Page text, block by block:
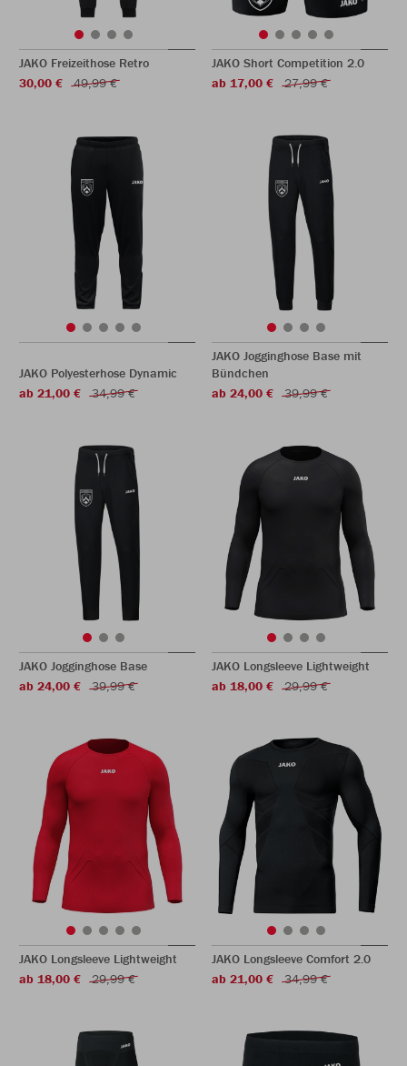
JAKO Freizeithose Retro
30,00 €
49,99 €
JAKO Short Competition 2.0
ab 17,00 €
27,99 €
JAKO Polyesterhose Dynamic
ab 21,00 €
34,99 €
JAKO Jogginghose Base mit
Bündchen
ab 24,00 €
39,99 €
JAKO Jogginghose Base
ab 24,00 €
39,99 €
JAKO Longsleeve Lightweight
ab 18,00 €
29,99 €
JAKO Longsleeve Lightweight
ab 18,00 €
29,99 €
JAKO Longsleeve Comfort 2.0
ab 21,00 €
34,99 €